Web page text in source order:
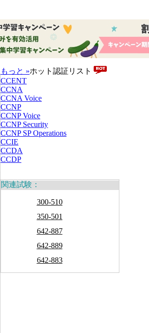
もっと »ホット認証リスト
CCENT
CCNA
CCNA Voice
CCNP
CCNP Voice
CCNP Security
CCNP SP Operations
CCIE
CCDA
CCDP
関連試験：
300-510
350-501
642-887
642-889
642-883